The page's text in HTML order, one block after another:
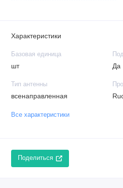
Характеристики
Базовая единица
шт Да
Тип антенны
всенаправленная
Все характеристики
Поделиться